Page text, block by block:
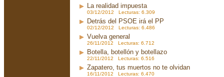
La realidad impuesta
03/12/2012 Lecturas: 6.309
Detrás del PSOE irá el PP
02/12/2012 Lecturas: 6.486
Vuelva general
26/11/2012 Lecturas: 6.712
Botella, botellón y botellazo
22/11/2012 Lecturas: 6.516
Zapatero, tus muertos no te olvidan
16/11/2012 Lecturas: 6.470